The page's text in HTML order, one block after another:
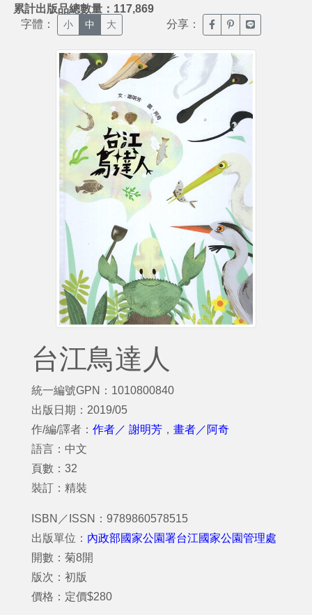
累計出版品總數量：117,869
字體： 小 中 大 分享： 臉書分享(另開新視窗)
噗浪分享(另開新
Line分享(另
台江鳥達人
統一編號GPN：1010800840
出版日期：2019/05
作/編/譯者： 作者／ 謝明芳 ， 畫者／阿奇
語言：中文
頁數：32
裝訂：精裝
ISBN／ISSN：9789860578515
出版單位： 內政部國家公園署台江國家公園管理處
開數：菊8開
版次：初版
價格：定價$280